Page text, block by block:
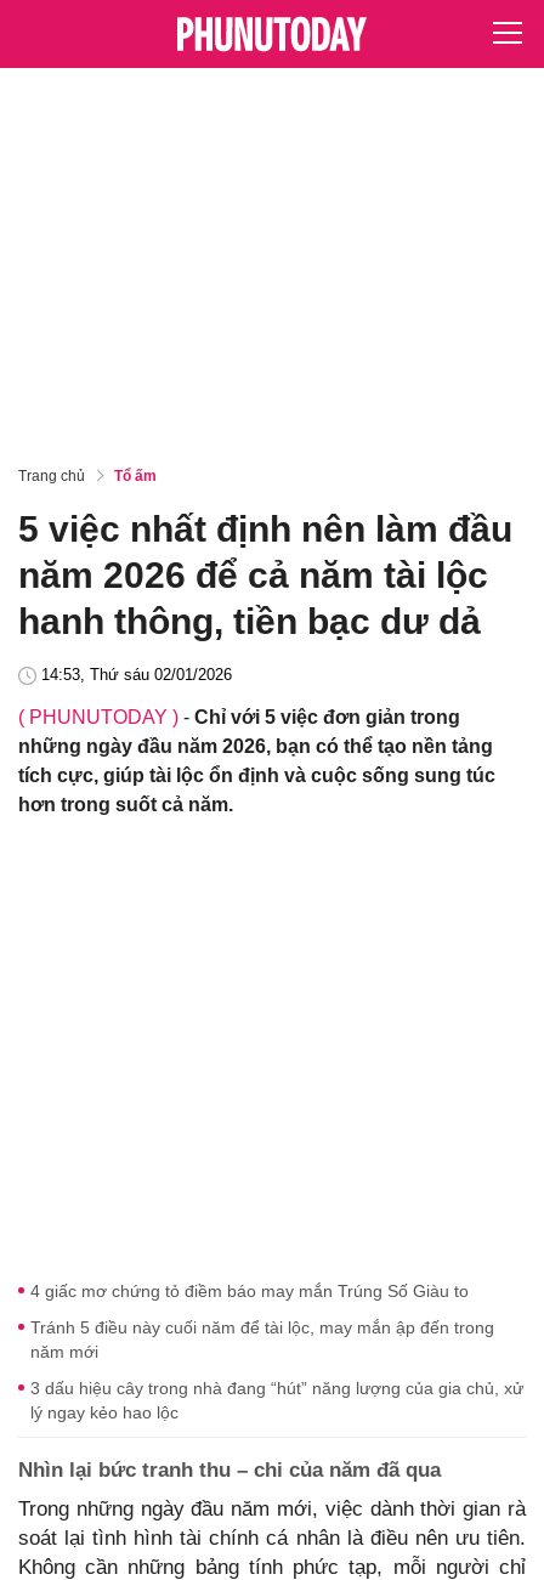
Trang chủ Tổ ấm
5 việc nhất định nên làm đầu
năm 2026 để cả năm tài lộc
hanh thông, tiền bạc dư dả
14:53, Thứ sáu 02/01/2026
( PHUNUTODAY ) - Chỉ với 5 việc đơn giản trong
những ngày đầu năm 2026, bạn có thể tạo nền tảng
tích cực, giúp tài lộc ổn định và cuộc sống sung túc
hơn trong suốt cả năm.
4 giấc mơ chứng tỏ điềm báo may mắn Trúng Số Giàu to
Tránh 5 điều này cuối năm để tài lộc, may mắn ập đến trong
năm mới
3 dấu hiệu cây trong nhà đang “hút” năng lượng của gia chủ, xử
lý ngay kẻo hao lộc
Nhìn lại bức tranh thu – chi của năm đã qua
Trong những ngày đầu năm mới, việc dành thời gian rà
soát lại tình hình tài chính cá nhân là điều nên ưu tiên.
Không cần những bảng tính phức tạp, mỗi người chỉ